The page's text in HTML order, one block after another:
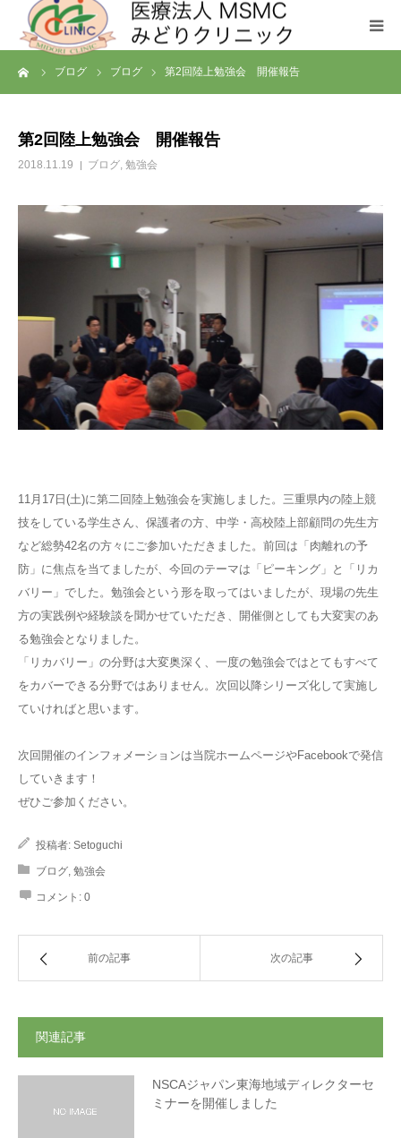
ブログ ブログ 第2回陸上勉強会 開催報告
第2回陸上勉強会 開催報告
2018.11.19 ブログ, 勉強会
11月17日(土)に第二回陸上勉強会を実施しました。三重県内の陸上競
技をしている学生さん、保護者の方、中学・高校陸上部顧問の先生方
など総勢42名の方々にご参加いただきました。前回は「肉離れの予
防」に焦点を当てましたが、今回のテーマは「ピーキング」と「リカ
バリー」でした。勉強会という形を取ってはいましたが、現場の先生
方の実践例や経験談を聞かせていただき、開催側としても大変実のあ
る勉強会となりました。
「リカバリー」の分野は大変奥深く、一度の勉強会ではとてもすべて
をカバーできる分野ではありません。次回以降シリーズ化して実施し
ていければと思います。
次回開催のインフォメーションは当院ホームページやFacebookで発信
していきます！
ぜひご参加ください。
投稿者: Setoguchi
ブログ 勉強会
コメント: 0
前の記事 次の記事
関連記事
NSCAジャパン東海地域ディレクターセ
ミナーを開催しました
クリニックについて
メディカルフィットネス SHL